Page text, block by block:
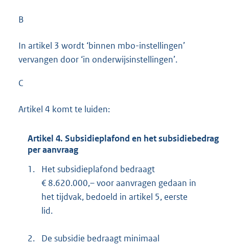
B
In artikel 3 wordt ‘binnen mbo-instellingen’
vervangen door ‘in onderwijsinstellingen’.
C
Artikel 4 komt te luiden:
Artikel 4. Subsidieplafond en het subsidiebedrag
per aanvraag
1.
Het subsidieplafond bedraagt
€ 8.620.000,– voor aanvragen gedaan in
het tijdvak, bedoeld in artikel 5, eerste
lid.
2.
De subsidie bedraagt minimaal